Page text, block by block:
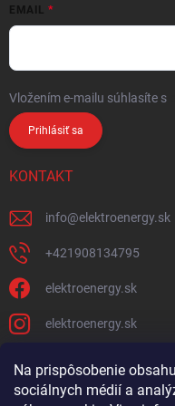
Na prispôsobenie
sociálnych médií a
EMAIL
Vložením e-mailu súhlasíte s
Prihlásiť sa
KONTAKT
info@elektroenergy.sk
+421908134795
elektroenergy.sk
elektroenergy.sk
Podmienky